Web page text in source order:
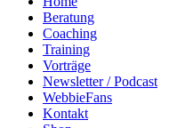
Beratung
Coaching
Training
Vorträge
Newsletter / Podcast
WebbieFans
Kontakt